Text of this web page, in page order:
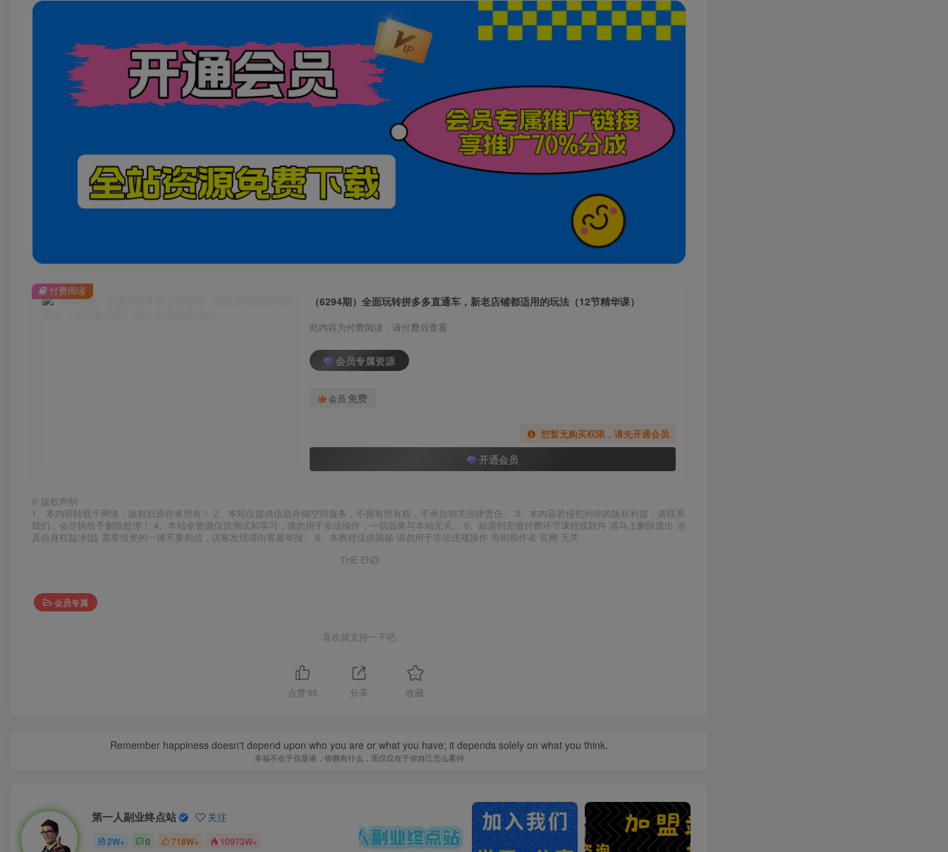
（6294期）全面玩转拼多多直通车，新老店铺都适用的玩法（12节精华课）
此内容为付费阅读，请付费后查看
会员专属资源
会员 免费
您暂无购买权限，请先开通会员
开通会员
付费阅读
© 版权声明
1、本内容转载于网络，版权归原作者所有！ 2、本站仅提供信息存储空间服务，不拥有所有权，不承担相关法律责任。 3、本内容若侵犯到你的版权利益，请联系
我们，会尽快给予删除处理！ 4、本站全资源仅供测试和学习，请勿用于非法操作，一切后果与本站无关。 5、如遇到充值付费环节课程或软件 请马上删除退出 涉
及自身权益/利益 需要投资的一律不要相信，访客发现请向客服举报。 6、本教程仅供揭秘 请勿用于非法违规操作 否则和作者 官网 无关
THE END
会员专属
喜欢就支持一下吧
点赞 95 分享 收藏
Remember happiness doesn't depend upon who you are or what you have; it depends solely on what you think.
幸福不在于你是谁，你拥有什么，而仅仅在于你自己怎么看待
第一人副业终点站 关注
2W+ 0 718W+ 10973W+